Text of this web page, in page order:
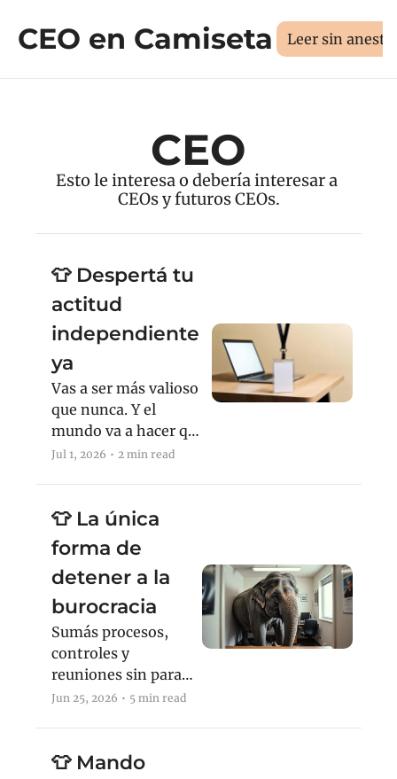
CEO en Camiseta
Medí tus 3D Sesión 1:1 Libros
Leer sin
CEO
Esto le interesa o debería interesar a
CEOs y futuros CEOs.
👕 Despertá tu
actitud
independiente
ya
Vas a ser más valioso
que nunca. Y el
mundo va a hacer que
eso no alcance.
Jul 1, 2026 • 2 min read
👕 La única
forma de
detener a la
burocracia
Sumás procesos,
controles y
reuniones sin parar;
frenarlo es una sola
Jun 25, 2026 • 5 min read
👕 Mando